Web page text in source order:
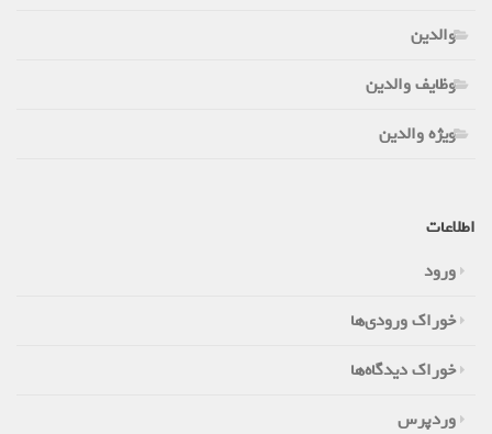
والدین
وظایف والدین
ویژه والدین
اطلاعات
ورود
خوراک ورودی‌ها
خوراک دیدگاه‌ها
وردپرس